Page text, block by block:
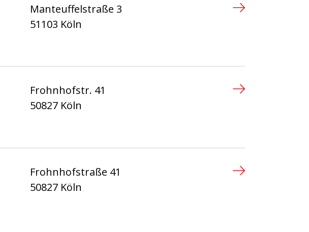
Manteuffelstraße 3
51103 Köln
Frohnhofstr. 41
50827 Köln
Frohnhofstraße 41
50827 Köln